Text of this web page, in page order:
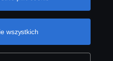
którą można znaleźć
Cookie policy
wszystkich